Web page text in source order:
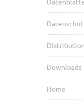
Distribution
Downloads
Home